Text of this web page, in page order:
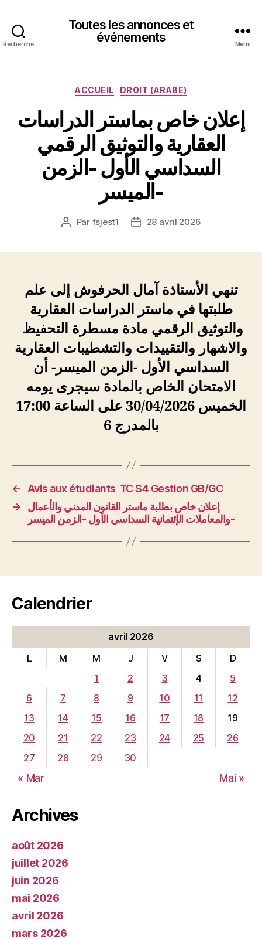
Recherche
Toutes les annonces et
événements
Menu
Catégories
ACCUEIL DROIT (ARABE)
إعلان خاص بماستر الدراسات
العقارية والتوثيق الرقمي
السداسي الأول -الزمن
الميسر-
Auteur
Par fsjest1
Date28 avril 2026
تنهي الأستاذة آمال الحرفوش إلى علم
طلبتها في ماستر الدراسات العقارية
والتوثيق الرقمي مادة مسطرة التحفيظ
والاشهار والتقييدات والتشطيبات العقارية
السداسي الأول -الزمن الميسر- أن
الامتحان الخاص بالمادة سيجرى يومه
الخميس 30/04/2026 على الساعة 17:00
بالمدرج 6
←
Avis aux étudiants TC S4 Gestion GB/GC
→
إعلان خاص بطلبة ماستر القانون المدني والأعمال
والمعاملات الإئتمانية السداسي الأول -الزمن الميسر-
Calendrier
avril 2026
L
M M J V S
D
1
2 3 4
5
6
7 8 9 10 11
12
13
14 15 16 17 18
19
20
21 22 23 24 25
26
27
28 29 30
« Mar Mai »
Archives
août 2026
juillet 2026
juin 2026
mai 2026
avril 2026
mars 2026